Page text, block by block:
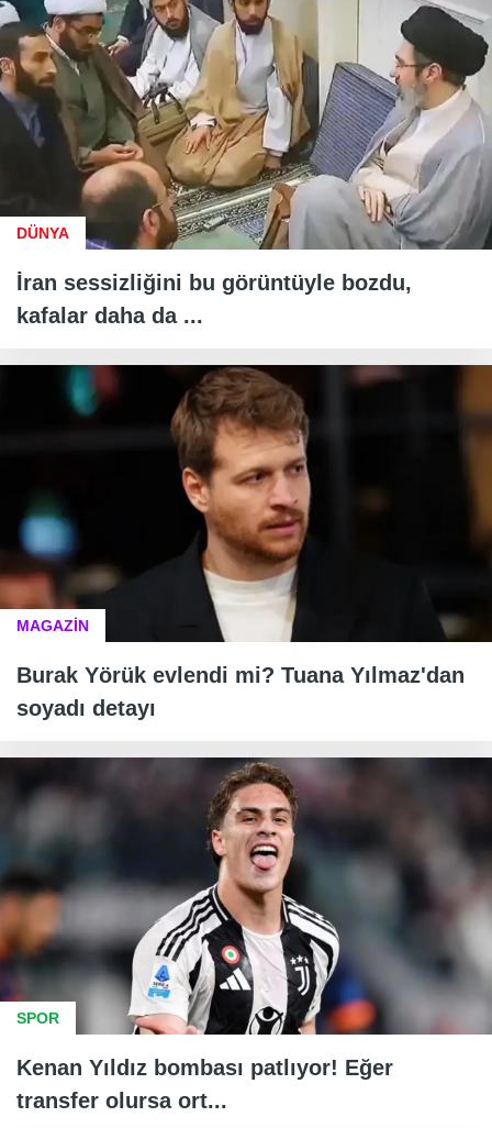
DÜNYA
İran sessizliğini bu görüntüyle bozdu,
kafalar daha da ...
MAGAZİN
Burak Yörük evlendi mi? Tuana Yılmaz'dan
soyadı detayı
SPOR
Kenan Yıldız bombası patlıyor! Eğer
transfer olursa ort...